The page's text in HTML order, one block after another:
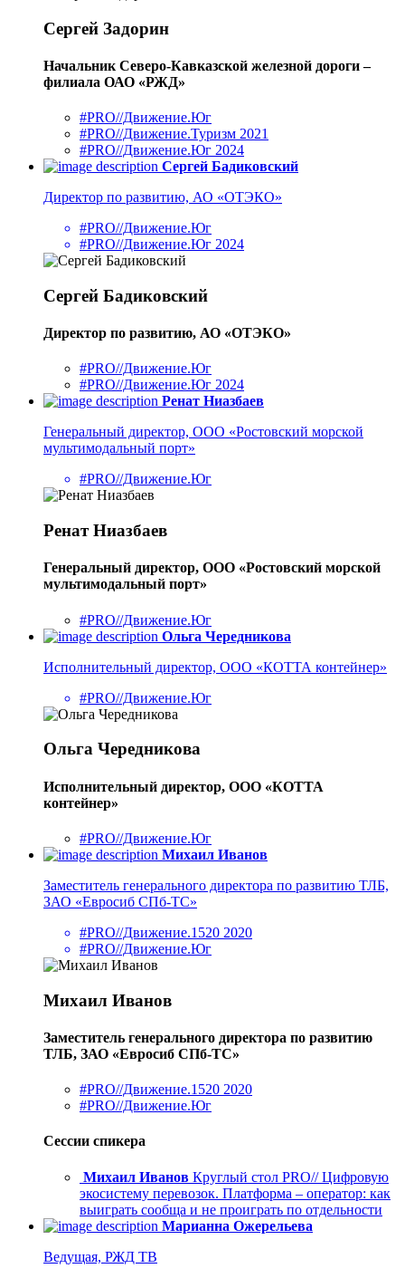
Сергей Задорин
Начальник Северо-Кавказской железной дороги –
филиала ОАО «РЖД»
#PRO//Движение.Юг
#PRO//Движение.Туризм 2021
#PRO//Движение.Юг 2024
Сергей Бадиковский
Директор по развитию, АО «ОТЭКО»
#PRO//Движение.Юг
#PRO//Движение.Юг 2024
Сергей Бадиковский
Директор по развитию, АО «ОТЭКО»
#PRO//Движение.Юг
#PRO//Движение.Юг 2024
Ренат Ниазбаев
Генеральный директор, ООО «Ростовский морской
мультимодальный порт»
#PRO//Движение.Юг
Ренат Ниазбаев
Генеральный директор, ООО «Ростовский морской
мультимодальный порт»
#PRO//Движение.Юг
Ольга Чередникова
Исполнительный директор, ООО «КОТТА контейнер»
#PRO//Движение.Юг
Ольга Чередникова
Исполнительный директор, ООО «КОТТА
контейнер»
#PRO//Движение.Юг
Михаил Иванов
Заместитель генерального директора по развитию ТЛБ,
ЗАО «Евросиб СПб-ТС»
#PRO//Движение.1520 2020
#PRO//Движение.Юг
Михаил Иванов
Заместитель генерального директора по развитию
ТЛБ, ЗАО «Евросиб СПб-ТС»
#PRO//Движение.1520 2020
#PRO//Движение.Юг
Сессии спикера
Михаил Иванов Круглый стол PRO// Цифровую
экосистему перевозок. Платформа – оператор: как
выиграть сообща и не проиграть по отдельности
Марианна Ожерельева
Ведущая, РЖД ТВ